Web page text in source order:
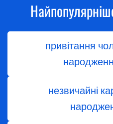
привітання
незвичайні